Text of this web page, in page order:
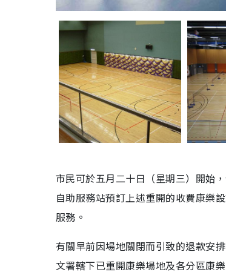
市民可於五月二十日（星期三）開始
自助服務站預訂上述重開的收費康樂
服務。
有關早前因場地關閉而引致的退款安
文署轄下已重開康樂場地及各分區康